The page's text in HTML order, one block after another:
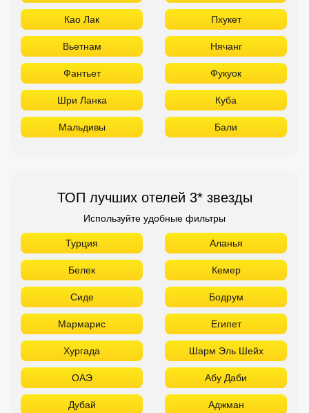
Као Лак Пхукет
Вьетнам Нячанг
Фантьет Фукуок
Шри Ланка Куба
Мальдивы Бали
ТОП лучших отелей 3* звезды
Используйте удобные фильтры
Турция Аланья
Белек Кемер
Сиде Бодрум
Мармарис Египет
Хургада Шарм Эль Шейх
ОАЭ Абу Даби
Дубай Аджман